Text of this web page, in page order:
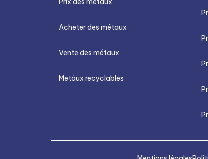
Prix des métaux
Acheter des métaux
Vente des métaux
Metáux recyclables